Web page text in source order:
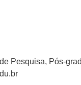
Pesquisa, Pós-